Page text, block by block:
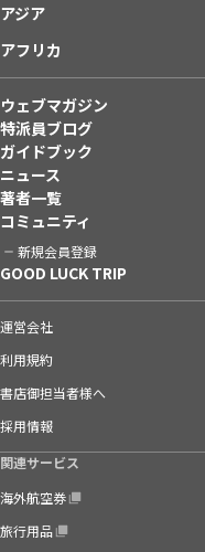
アジア
アフリカ
ウェブマガジン
特派員ブログ
ガイドブック
ニュース
著者一覧
コミュニティ
新規会員登録
GOOD LUCK TRIP
運営会社
利用規約
書店御担当者様へ
採用情報
関連サービス
海外航空券
旅行用品